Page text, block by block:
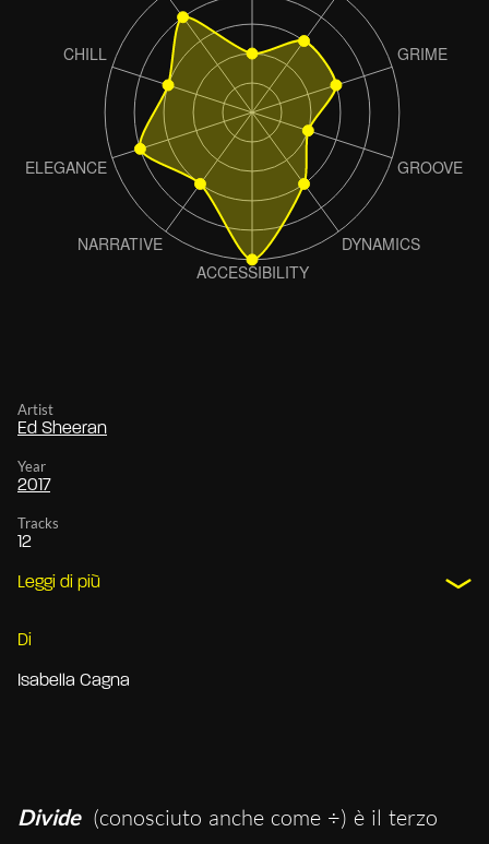
Artist
Ed Sheeran
Year
2017
Tracks
12
Leggi di più
Di
Isabella Cagna
Divide (conosciuto anche come ÷) è il terzo